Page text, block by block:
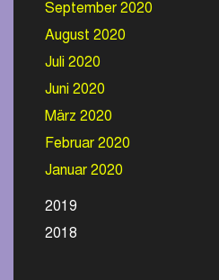
September 2020
August 2020
Juli 2020
Juni 2020
März 2020
Februar 2020
Januar 2020
2019
2018